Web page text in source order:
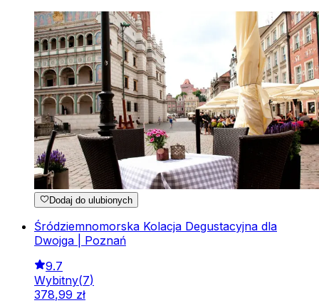
Dodaj do ulubionych
Śródziemnomorska Kolacja Degustacyjna dla
Dwojga | Poznań
9.7
Wybitny(7)
378,99 zł